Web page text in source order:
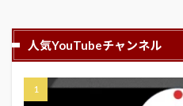
人気YouTubeチャンネル